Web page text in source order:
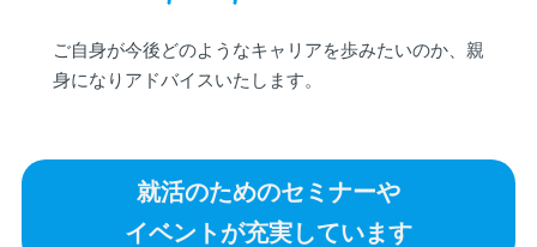
ご自身が今後どのようなキャリアを歩みたいのか、親
身になりアドバイスいたします。
就活のためのセミナーや
イベントが充実しています